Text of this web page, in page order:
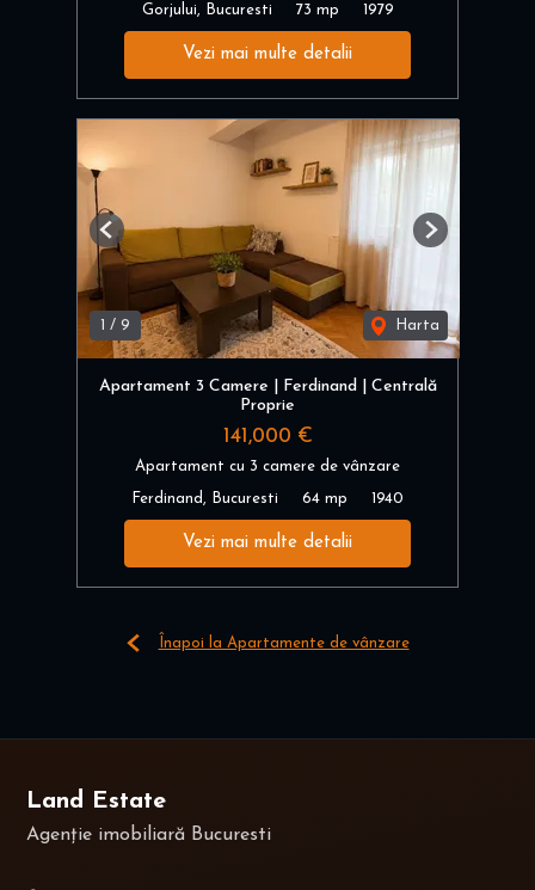
Gorjului, Bucuresti 73 mp 1979
Vezi mai multe detalii
1 / 9 Harta
Previous Next
Apartament 3 Camere | Ferdinand | Centrală
Proprie
141,000 €
Apartament cu 3 camere de vânzare
Ferdinand, Bucuresti 64 mp 1940
Vezi mai multe detalii
Înapoi la Apartamente de vânzare
Land Estate
Agenție imobiliară Bucuresti